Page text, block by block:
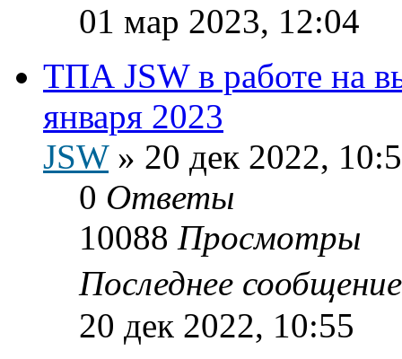
01 мар 2023, 12:04
ТПА JSW в работе на
января 2023
JSW» 20 дек 2022,
0 Ответы
10088 Просмотры
Последнее
20 дек 2022, 10:55